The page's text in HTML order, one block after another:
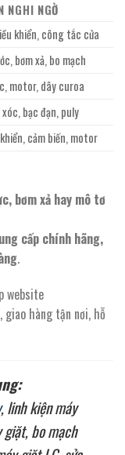
NGHI NGỜ
khiển, công tắc cửa
bơm xả, bo mạch
motor, dây curoa
bạc đạn, puly
cảm biến, motor
bơm xả hay mô tơ
cấp chính hãng,
.
website
giao hàng tận nơi, hỗ
, linh kiện máy
giặt, bo mạch